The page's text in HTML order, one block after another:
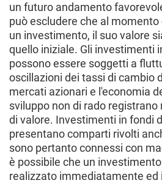
un futuro andamento
può escludere che al
un investimento, il suo valore
quello iniziale. Gli investimenti
possono essere soggetti a
oscillazioni dei tassi di cambio
mercati azionari e l'economia
sviluppo non di rado
di valore. Investimenti in fondi
presentano comparti rivolti
sono pertanto connessi con
è possibile che un
realizzato immediatamente ed